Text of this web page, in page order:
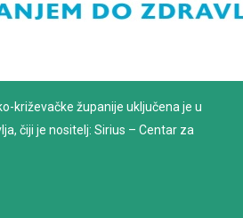
križevačke županije uključena je u
čiji je nositelj: Sirius – Centar za